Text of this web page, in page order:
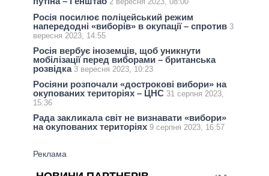
Росія посилює поліцейський режим
напередодні «виборів» в окупації – спротив 3
вересня 2023, 14:55
Росія вербує іноземців, щоб уникнути
мобілізації перед виборами – британська
розвідка 3 вересня 2023, 10:23
Росіяни розпочали «дострокові вибори» на
окупованих територіях – ЦНС 31 серпня 2023,
15:36
Рада закликала світ не визнавати «вибори»
на окупованих територіях 9 серпня 2023, 16:57